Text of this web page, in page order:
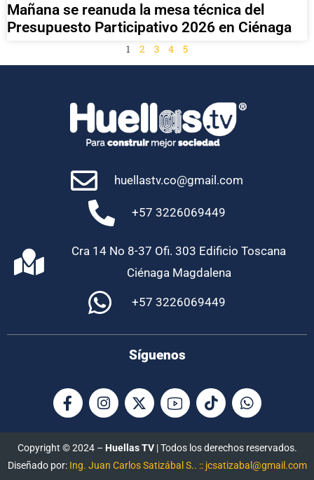
Mañana se reanuda la mesa técnica del
Presupuesto Participativo 2026 en Ciénaga
1 2 3 4 5
huellastv.co@gmail.com
+57 3226069449
Cra 14 No 8-37 Ofi. 303 Edificio Toscana
Ciénaga Magdalena
+57 3226069449
Síguenos
Copyright © 2024 – Huellas TV| Todos los derechos reservados.
Diseñado por: Ing. Juan Carlos Satizábal S.. :: jcsatizabal@gmail.com